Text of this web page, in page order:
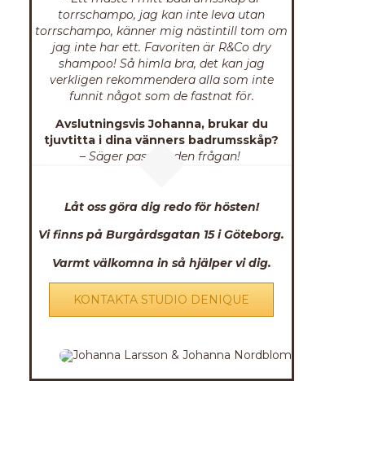
torrschampo, jag kan inte leva utan
torrschampo, känner mig nästintill tom om
jag inte har ett. Favoriten är R&Co dry
shampoo! Så himla bra, det kan jag
verkligen rekommendera alla som inte
funnit något som de fastnat för.
Avslutningsvis Johanna, brukar du
tjuvtitta i dina vänners badrumsskåp?
– Säger pass på den frågan!
Låt oss göra dig redo för hösten!
Vi finns på Burgårdsgatan 15 i Göteborg.
Varmt välkomna in så hjälper vi dig.
KONTAKTA STUDIO DENIQUE